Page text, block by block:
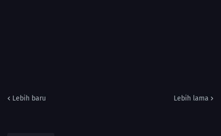
Lebih baru Lebih lama